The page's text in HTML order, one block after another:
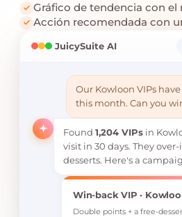
Gráfico de tendencia con
Acción recomendada con
JuicySuite AI
Our Kowloon VIPs
this month. Can you
Found 1,204 VIPs in
visit in 30 days. They
desserts. Here's a
Win-back VIP ·
Double points + a free-